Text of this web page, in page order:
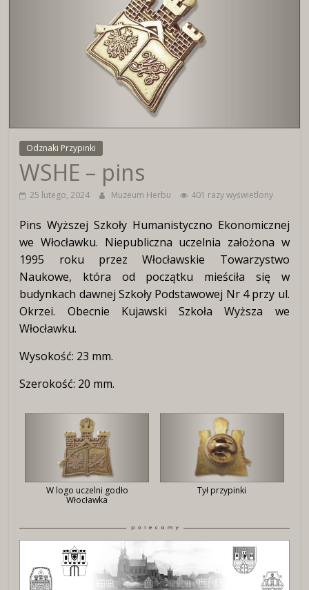
Odznaki Przypinki
WSHE – pins
25 lutego, 2024 Muzeum Herbu 401 razy wyświetlony
Pins Wyższej Szkoły Humanistyczno Ekonomicznej
we Włocławku. Niepubliczna uczelnia założona w
1995 roku przez Włocławskie Towarzystwo
Naukowe, która od początku mieściła się w
budynkach dawnej Szkoły Podstawowej Nr 4 przy ul.
Okrzei. Obecnie Kujawski Szkoła Wyższa we
Włocławku.
Wysokość: 23 mm.
Szerokość: 20 mm.
W logo uczelni godło
Włocławka
Tył przypinki